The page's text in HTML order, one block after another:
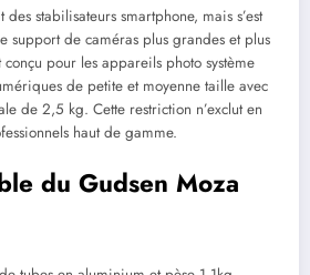
stabilisateurs smartphone, mais s’est
support de caméras plus grandes et plus
pour les appareils photo système
de petite et moyenne taille avec
de 2,5 kg. Cette restriction n’exclut en
haut de gamme.
du Gudsen Moza